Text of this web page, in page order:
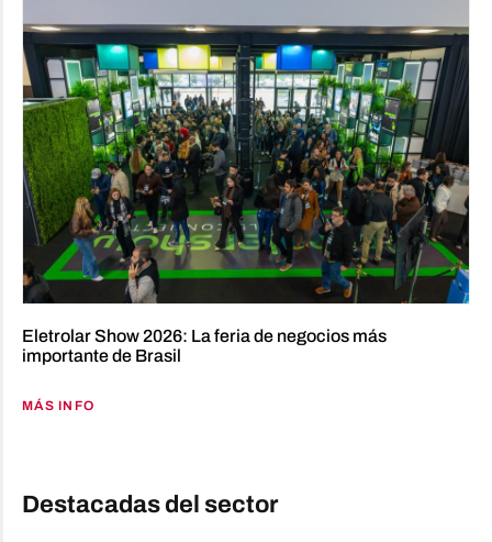
Eletrolar Show 2026: La feria de negocios más
importante de Brasil
MÁS INFO
Destacadas del sector